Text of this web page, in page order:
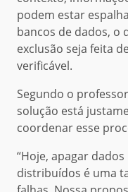
podem estar
bancos de dados, o
exclusão seja feita
verificável.
Segundo o
solução está
coordenar esse
“Hoje, apagar
distribuídos é uma